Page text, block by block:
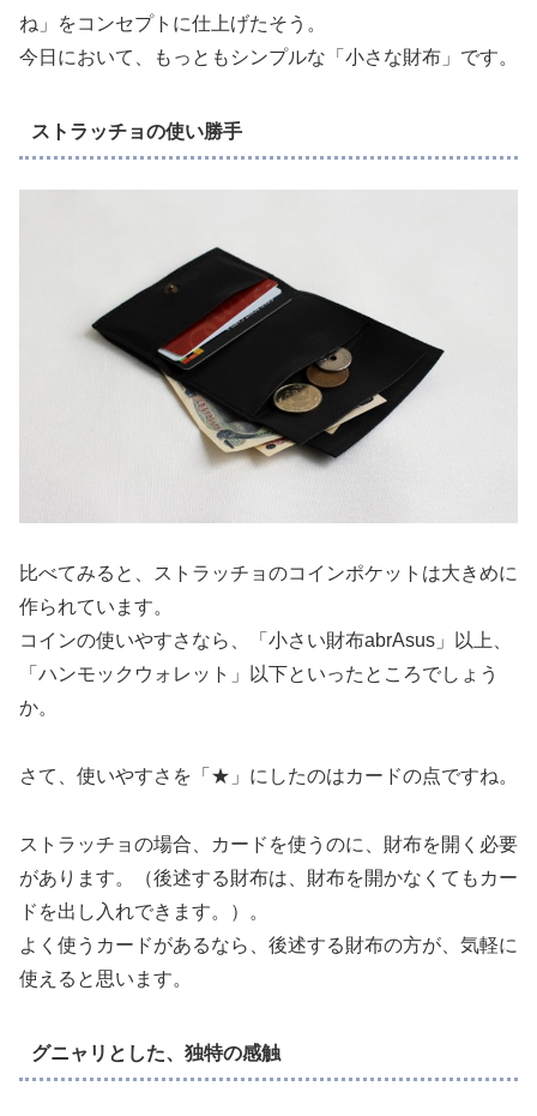
ね」をコンセプトに仕上げたそう。
今日において、もっともシンプルな「小さな財布」です。
ストラッチョの使い勝手
比べてみると、ストラッチョのコインポケットは大きめに
作られています。
コインの使いやすさなら、「小さい財布abrAsus」以上、
「ハンモックウォレット」以下といったところでしょう
か。
さて、使いやすさを「★」にしたのはカードの点ですね。
ストラッチョの場合、カードを使うのに、財布を開く必要
があります。（後述する財布は、財布を開かなくてもカー
ドを出し入れできます。）。
よく使うカードがあるなら、後述する財布の方が、気軽に
使えると思います。
グニャリとした、独特の感触